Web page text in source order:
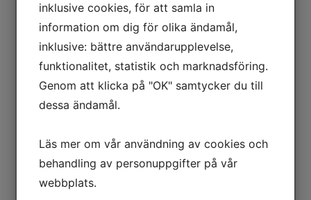
Motorcontroller
inklusive cookies, för att samla in
information om dig för olika ändamål,
inklusive: bättre användarupplevelse,
funktionalitet, statistik och marknadsföring.
Genom att klicka på "OK" samtycker du till
dessa ändamål.
Läs mer om vår användning av cookies och
behandling av personuppgifter på vår
webbplats.